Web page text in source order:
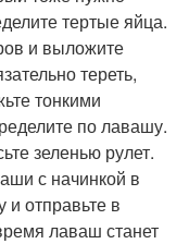
тертые яйца.
и выложите
тереть,
тонкими
по лавашу.
зеленью рулет.
с начинкой в
отправьте в
лаваш станет